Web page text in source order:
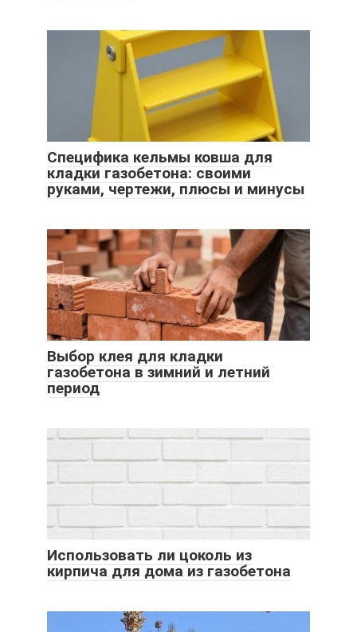
Специфика кельмы ковша для
кладки газобетона: своими
руками, чертежи, плюсы и минусы
Выбор клея для кладки
газобетона в зимний и летний
период
Использовать ли цоколь из
кирпича для дома из газобетона